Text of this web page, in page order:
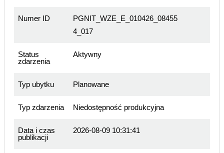
Numer ID
PGNIT_WZE_E_010426_08455
4_017
Status
zdarzenia
Aktywny
Typ ubytku Planowane
Typ zdarzenia Niedostępność produkcyjna
Data i czas
publikacji
2026-08-09 10:31:41